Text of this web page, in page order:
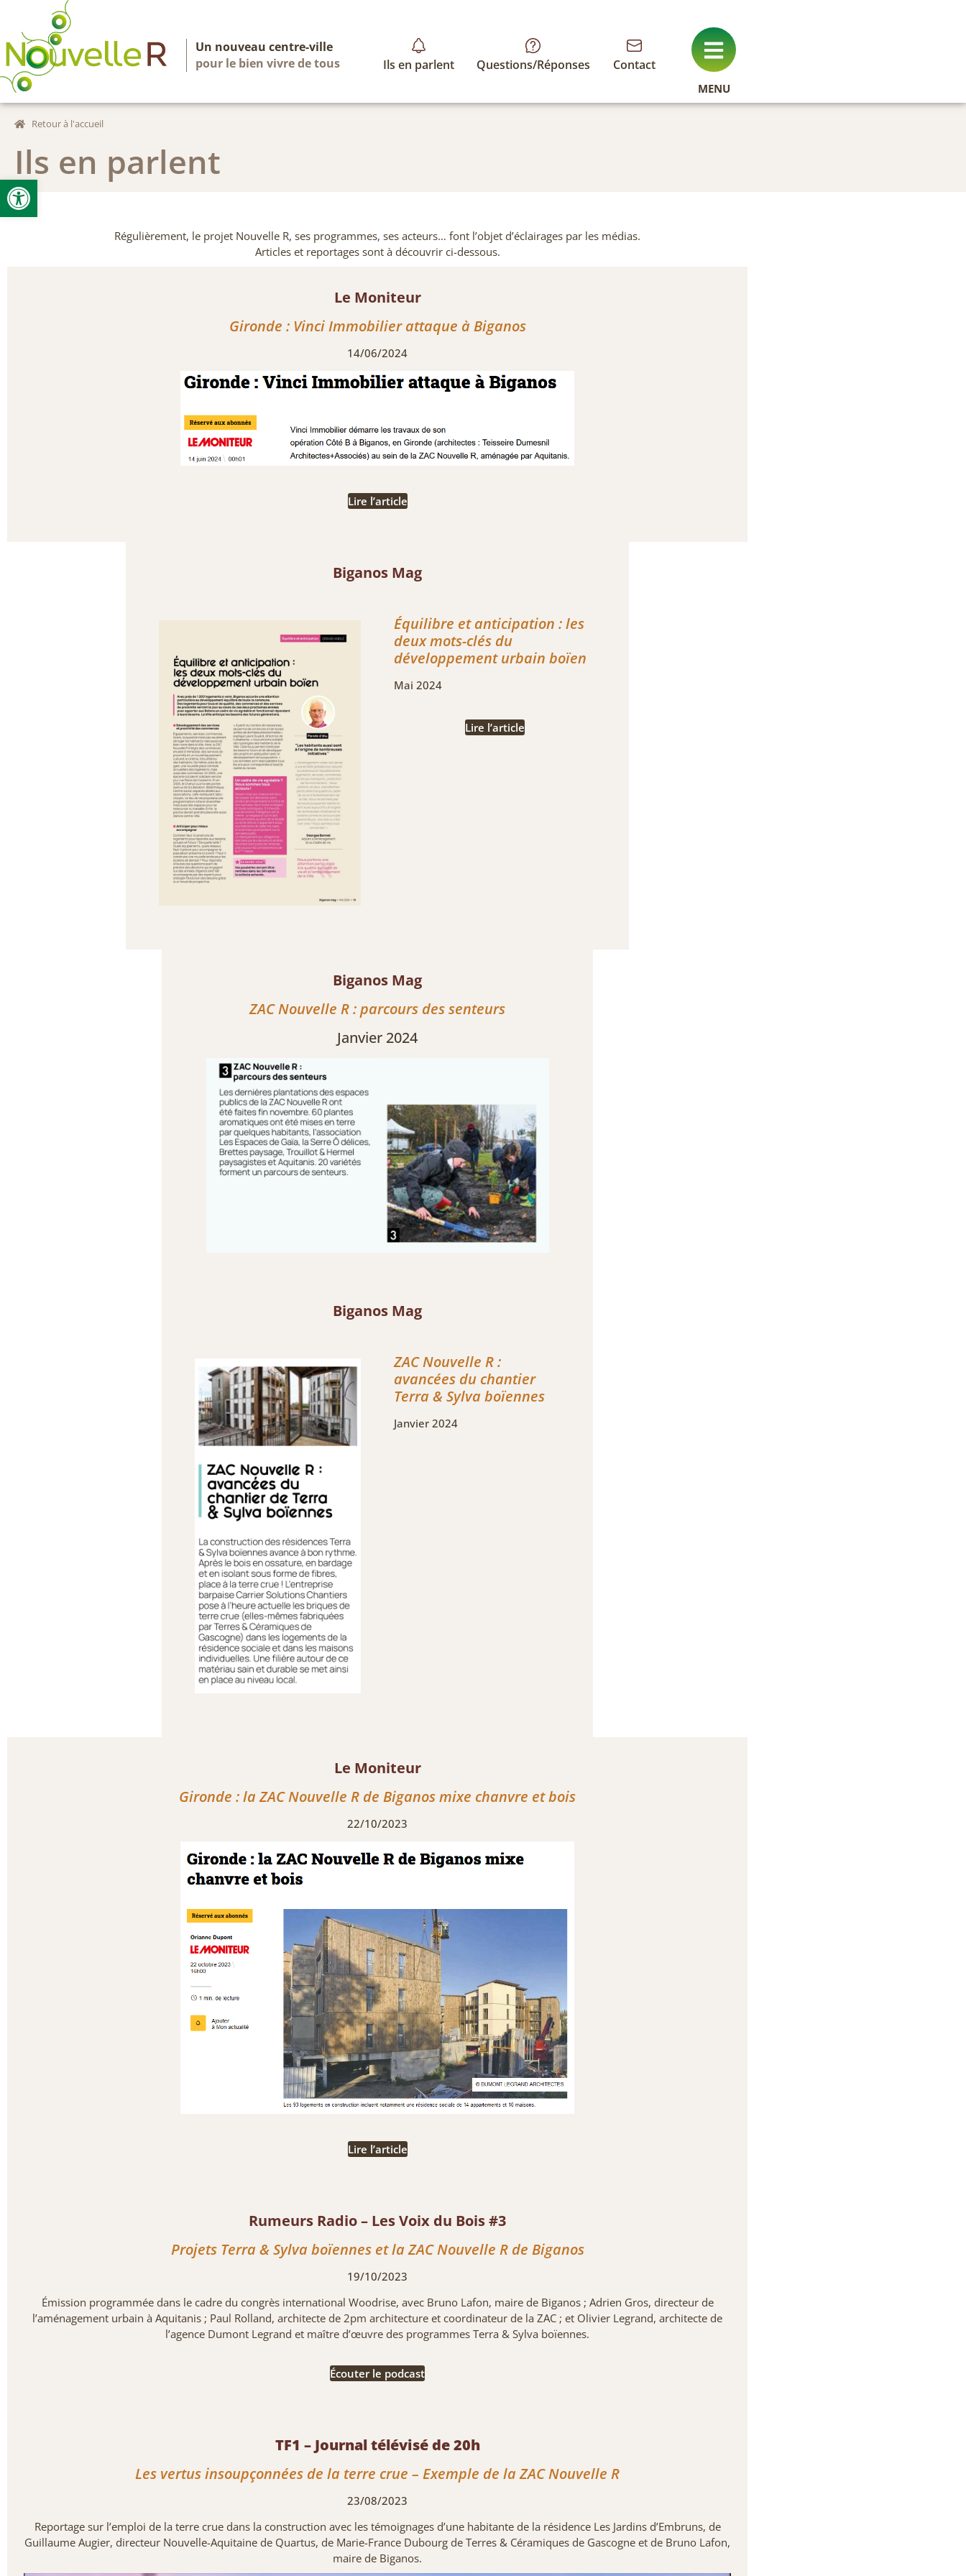
Ouvrir la barre d’outils
Un nouveau centre-ville
pour le bien vivre de tous
Ils en parlent Questions/Réponses Contact
MENU
Retour à l'accueil
Ils en parlent
Régulièrement, le projet Nouvelle R, ses programmes, ses acteurs… font l’objet d’éclairages par les médias.
Articles et reportages sont à découvrir ci-dessous.
Le Moniteur
Gironde : Vinci Immobilier attaque à Biganos
14/06/2024
Lire l’article
Biganos Mag
Équilibre et anticipation : les
deux mots-clés du
développement urbain boïen
Mai 2024
Lire l’article
Biganos Mag
ZAC Nouvelle R : parcours des senteurs
Janvier 2024
Biganos Mag
ZAC Nouvelle R :
avancées du chantier
Terra & Sylva boïennes
Janvier 2024
Le Moniteur
Gironde : la ZAC Nouvelle R de Biganos mixe chanvre et bois
22/10/2023
Lire l’article
Rumeurs Radio – Les Voix du Bois #3
Projets Terra & Sylva boïennes et la ZAC Nouvelle R de Biganos
19/10/2023
Émission programmée dans le cadre du congrès international Woodrise, avec Bruno Lafon, maire de Biganos ; Adrien Gros, directeur de
l’aménagement urbain à Aquitanis ; Paul Rolland, architecte de 2pm architecture et coordinateur de la ZAC ; et Olivier Legrand, architecte de
l’agence Dumont Legrand et maître d’œuvre des programmes Terra & Sylva boïennes.
Écouter le podcast
TF1 – Journal télévisé de 20h
Les vertus insoupçonnées de la terre crue – Exemple de la ZAC Nouvelle R
23/08/2023
Reportage sur l’emploi de la terre crue dans la construction avec les témoignages d’une habitante de la résidence Les Jardins d’Embruns, de
Guillaume Augier, directeur Nouvelle-Aquitaine de Quartus, de Marie-France Dubourg de Terres & Céramiques de Gascogne et de Bruno Lafon,
maire de Biganos.